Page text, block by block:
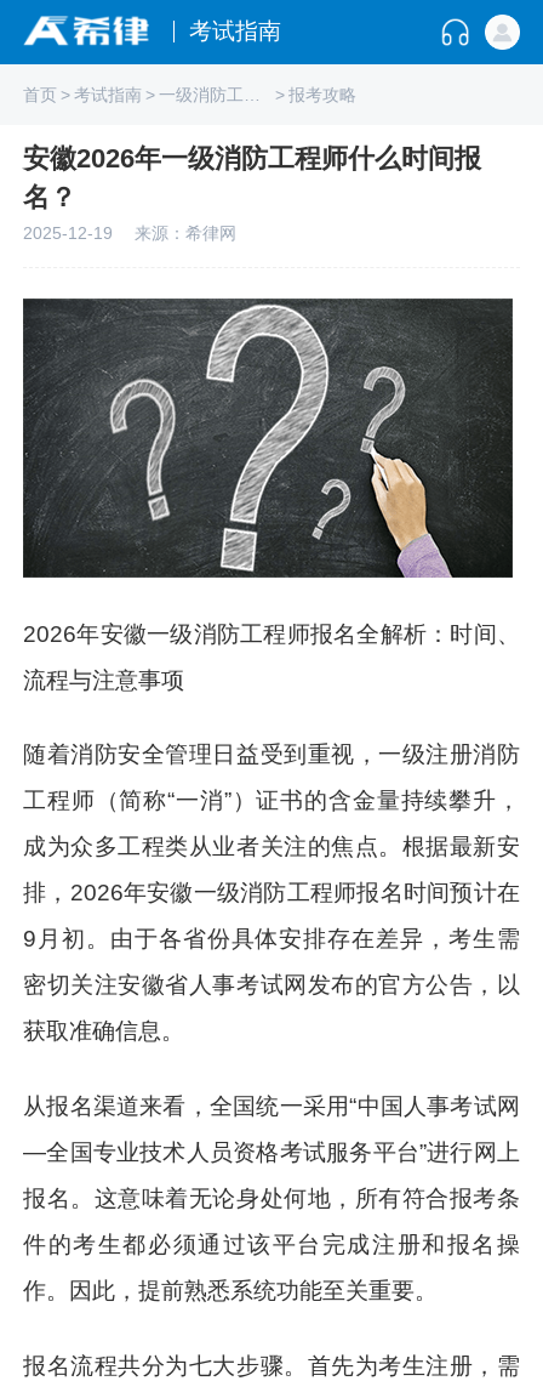
考试指南
首页>考试指南> > 报考攻略
安徽2026年一级消防工程师什么时间报
名？
2025-12-19 来源：希律网
2026年安徽一级消防工程师报名全解析：时间、
流程与注意事项
随着消防安全管理日益受到重视，一级注册消防
工程师（简称“一消”）证书的含金量持续攀升，
成为众多工程类从业者关注的焦点。根据最新安
排，2026年安徽一级消防工程师报名时间预计在
9月初。由于各省份具体安排存在差异，考生需
密切关注安徽省人事考试网发布的官方公告，以
获取准确信息。
从报名渠道来看，全国统一采用“中国人事考试网
—全国专业技术人员资格考试服务平台”进行网上
报名。这意味着无论身处何地，所有符合报考条
件的考生都必须通过该平台完成注册和报名操
作。因此，提前熟悉系统功能至关重要。
报名流程共分为七大步骤。首先为考生注册，需